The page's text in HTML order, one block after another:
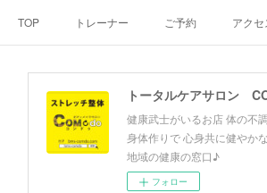
TOP トレーナー ご予約 アクセ
お客様の声
トータルケアサロン
健康武士がいるお店 体の不
身体作りで 心身共に健やか
地域の健康の窓口♪
フォロー